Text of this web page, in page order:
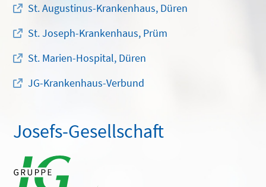
St. Augustinus-Krankenhaus, Düren
St. Joseph-Krankenhaus, Prüm
St. Marien-Hospital, Düren
JG-Krankenhaus-Verbund
Josefs-Gesellschaft